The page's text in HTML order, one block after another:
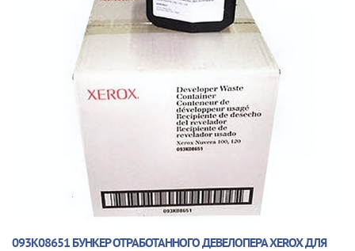
093K08651 БУНКЕР ОТРАБОТАННОГО ДЕВЕЛОПЕРА XEROX ДЛЯ